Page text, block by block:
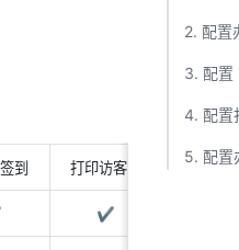
到 打印访客证 通过飞
✔️
2. 配置
3. 配置
4. 配置
5. 配置